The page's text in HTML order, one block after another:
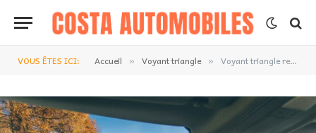
VOUS ÊTES ICI: Accueil » Voyant triangle » Voyant triangle reste allumé sur la Toyota Hilux 4 : Comment faire ?